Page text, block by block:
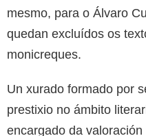
mesmo, para o Álvaro
quedan excluídos os
monicreques.
Un xurado formado por
prestixio no ámbito
encargado da